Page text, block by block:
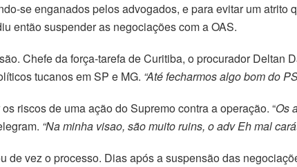
se enganados pelos advogados, e para evitar um
então suspender as negociações com a OAS.
Chefe da força-tarefa de Curitiba, o procurador Deltan
tucanos em SP e MG. “Até fecharmos algo bom do
riscos de uma ação do Supremo contra a operação. “Os
“Na minha visao, são muito ruins, o adv Eh mal
de vez o processo. Dias após a suspensão das